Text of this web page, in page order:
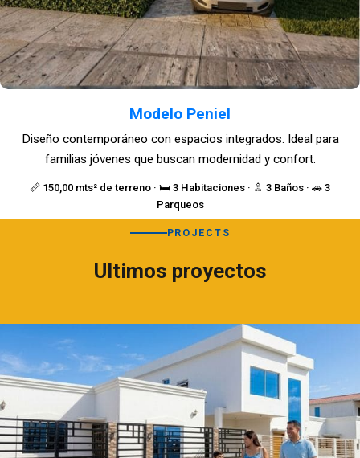
Modelo Peniel
📏 150,00 mts² de terreno · 🛏️ 3 Habitaciones · 🚿 3 Baños · 🚗 3
Parqueos
Diseño contemporáneo con espacios integrados. Ideal para
familias jóvenes que buscan modernidad y confort.
PROJECTS
Ultimos proyectos